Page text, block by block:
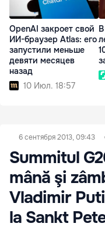
OpenAI закроет свой
ИИ-браузер Atlas: его
запустили меньше
девяти месяцев
назад
10 Июл. 18:57
6 сентября 2013, 09:43
Summitul
mână şi
Vladimir
la Sankt